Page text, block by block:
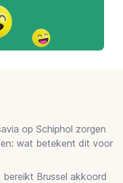
op Schiphol zorgen
wat betekent dit voor
bereikt Brussel akkoord